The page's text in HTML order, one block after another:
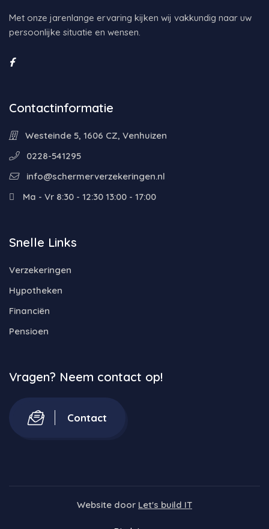
Met onze jarenlange ervaring kijken wij vakkundig naar uw
persoonlijke situatie en wensen.
Contactinformatie
Westeinde 5, 1606 CZ, Venhuizen
0228-541295
info@schermerverzekeringen.nl
Ma - Vr 8:30 - 12:30 13:00 - 17:00
Snelle Links
Verzekeringen
Hypotheken
Financiën
Pensioen
Vragen? Neem contact op!
Contact
Website door Let's build IT